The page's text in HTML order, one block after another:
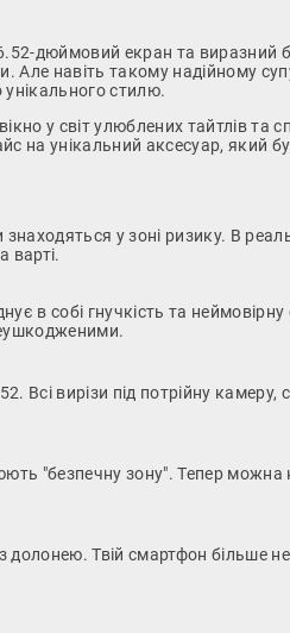
дюймовий екран та виразний
Але навіть такому надійному
стилю.
у світ улюблених тайтлів та
на унікальний аксесуар, який
у зоні ризику. В
варті.
в собі гнучкість та неймовірну
вирізи під потрійну камеру,
"безпечну зону". Тепер
Твій смартфон більше